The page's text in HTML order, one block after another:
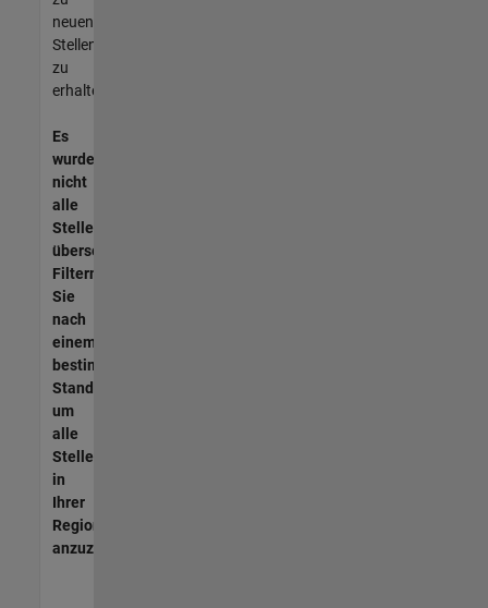
neuen
Stellenangeboten
zu
erhalten.
Es
wurden
nicht
alle
Stellen
übersetzt.
Filtern
Sie
nach
einem
bestimmten
Standort,
um
alle
Stellenangebote
in
Ihrer
Region
anzuzeigen.